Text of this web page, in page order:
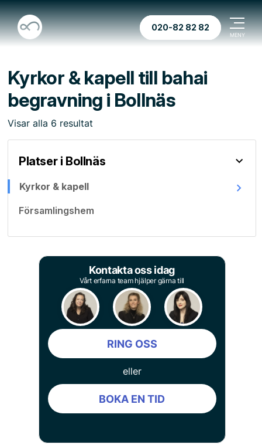
020-82 82 82
Kyrkor & kapell till bahai
begravning i Bollnäs
Visar alla 6 resultat
Platser i Bollnäs
Kyrkor & kapell
Församlingshem
Kontakta oss idag
Vårt erfarna team hjälper gärna till
RING OSS
eller
BOKA EN TID